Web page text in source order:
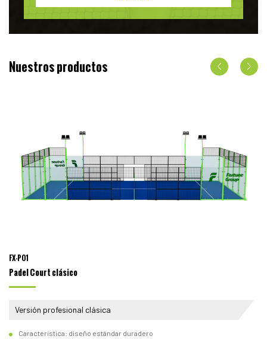
Nuestros productos
FX-P01
Padel Court clásico
Versión profesional clásica
Característica: diseño estándar duradero